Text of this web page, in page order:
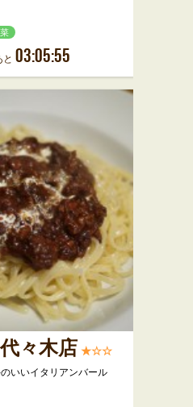
と 03:05:55
々木店 ★☆☆
いいイタリアンバール